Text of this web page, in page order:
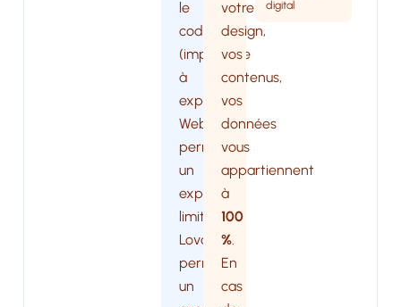
le
code
(impossible
à
exporter).
Webflow
permet
un
export
limité.
Lovable
permet
un
votre
design,
vos
contenus,
vos
données
vous
appartiennent
à
100
%.
En
cas
digital